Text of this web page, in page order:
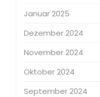
Januar 2025
Dezember 2024
November 2024
Oktober 2024
September 2024